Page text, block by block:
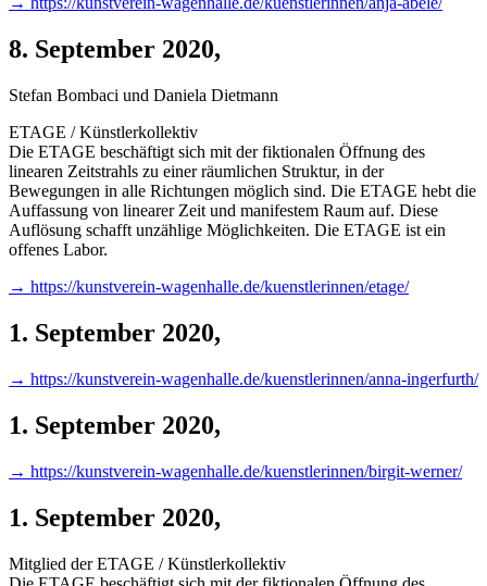
8. September 2020,
Stefan Bombaci und Daniela Dietmann
ETAGE / Künstlerkollektiv
Die ETAGE beschäftigt sich mit der fiktionalen Öffnung des
linearen Zeitstrahls zu einer räumlichen Struktur, in der
Bewegungen in alle Richtungen möglich sind. Die ETAGE hebt die
Auffassung von linearer Zeit und manifestem Raum auf. Diese
Auflösung schafft unzählige Möglichkeiten. Die ETAGE ist ein
offenes Labor.
→ https://kunstverein-wagenhalle.de/kuenstlerinnen/etage/
1. September 2020,
→ https://kunstverein-wagenhalle.de/kuenstlerinnen/anna-ingerfurth/
1. September 2020,
→ https://kunstverein-wagenhalle.de/kuenstlerinnen/birgit-werner/
1. September 2020,
Mitglied der ETAGE / Künstlerkollektiv